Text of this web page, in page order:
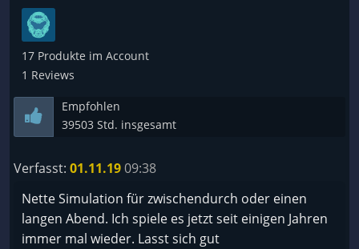
besondere Stärke
gegenüber Konkurrenzprodukten. Das Spiel ist ein
Stimmungsträger.
17 Produkte im Account
1 Reviews
Empfohlen
39503 Std. insgesamt
Verfasst: 01.11.1909:38
Nette Simulation für zwischendurch oder einen
langen Abend. Ich spiele es jetzt seit einigen Jahren
immer mal wieder. Lasst sich gut